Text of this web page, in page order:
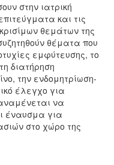
στην ιατρική
και τις
θεμάτων της
θέματα που
εμφύτευσης, το
διατήρηση
την ενδομητρίωση-
έλεγχο για
να
έναυσμα για
στο χώρο της